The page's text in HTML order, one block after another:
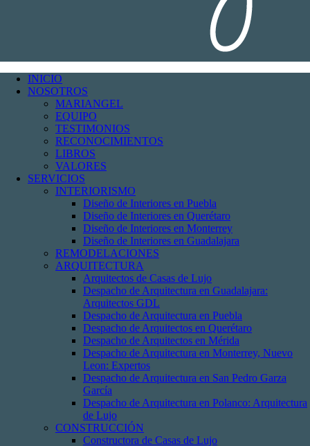
INICIO
NOSOTROS
MARIANGEL
EQUIPO
TESTIMONIOS
RECONOCIMIENTOS
LIBROS
VALORES
SERVICIOS
INTERIORISMO
Diseño de Interiores en Puebla
Diseño de Interiores en Querétaro
Diseño de Interiores en Monterrey
Diseño de Interiores en Guadalajara
REMODELACIONES
ARQUITECTURA
Arquitectos de Casas de Lujo
Despacho de Arquitectura en Guadalajara:
Arquitectos GDL
Despacho de Arquitectura en Puebla
Despacho de Arquitectos en Querétaro
Despacho de Arquitectos en Mérida
Despacho de Arquitectura en Monterrey, Nuevo
Leon: Expertos
Despacho de Arquitectura en San Pedro Garza
García
Despacho de Arquitectura en Polanco: Arquitectura
de Lujo
CONSTRUCCIÓN
Constructora de Casas de Lujo